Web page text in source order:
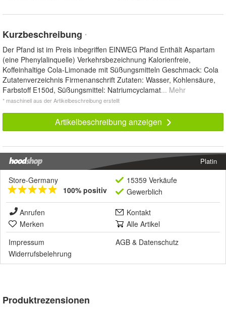
Kurzbeschreibung *
Der Pfand ist im Preis inbegriffen EINWEG Pfand Enthält Aspartam
(eine Phenylalinquelle) Verkehrsbezeichnung Kalorienfreie,
Koffeinhaltige Cola-Limonade mit Süßungsmitteln Geschmack: Cola
Zutatenverzeichnis Firmenanschrift Zutaten: Wasser, Kohlensäure,
Farbstoff E150d, Süßungsmittel: Natriumcyclamat... Mehr
* maschinell aus der Artikelbeschreibung erstellt
Artikelbeschreibung anzeigen
Platin
Store-Germany
100% positiv
15359 Verkäufe
Gewerblich
Anrufen
Kontakt
Merken
Alle Artikel
Impressum
AGB & Datenschutz
Widerrufsbelehrung
Produktrezensionen